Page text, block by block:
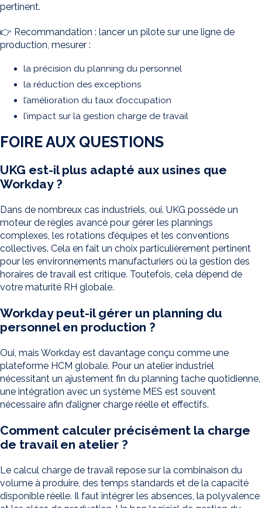
pertinent.
👉 Recommandation : lancer un pilote sur une ligne de
production, mesurer :
la précision du planning du personnel
la réduction des exceptions
l’amélioration du taux d’occupation
l’impact sur la gestion charge de travail
FOIRE AUX QUESTIONS
UKG est-il plus adapté aux usines que
Workday ?
Dans de nombreux cas industriels, oui. UKG possède un
moteur de règles avancé pour gérer les plannings
complexes, les rotations d’équipes et les conventions
collectives. Cela en fait un choix particulièrement pertinent
pour les environnements manufacturiers où la gestion des
horaires de travail est critique. Toutefois, cela dépend de
votre maturité RH globale.
Workday peut-il gérer un planning du
personnel en production ?
Oui, mais Workday est davantage conçu comme une
plateforme HCM globale. Pour un atelier industriel
nécessitant un ajustement fin du planning tache quotidienne,
une intégration avec un système MES est souvent
nécessaire afin d’aligner charge réelle et effectifs.
Comment calculer précisément la charge
de travail en atelier ?
Le calcul charge de travail repose sur la combinaison du
volume à produire, des temps standards et de la capacité
disponible réelle. Il faut intégrer les absences, la polyvalence